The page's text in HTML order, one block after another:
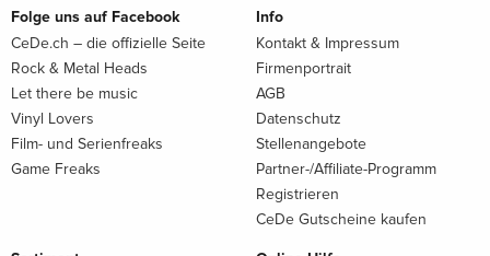
Folge uns auf Facebook
CeDe.ch – die offizielle Seite
Rock & Metal Heads
Let there be music
Vinyl Lovers
Film- und Serienfreaks
Game Freaks
Info
Kontakt & Impressum
Firmenportrait
AGB
Datenschutz
Stellenangebote
Partner-/Affiliate-Programm
Registrieren
CeDe Gutscheine kaufen